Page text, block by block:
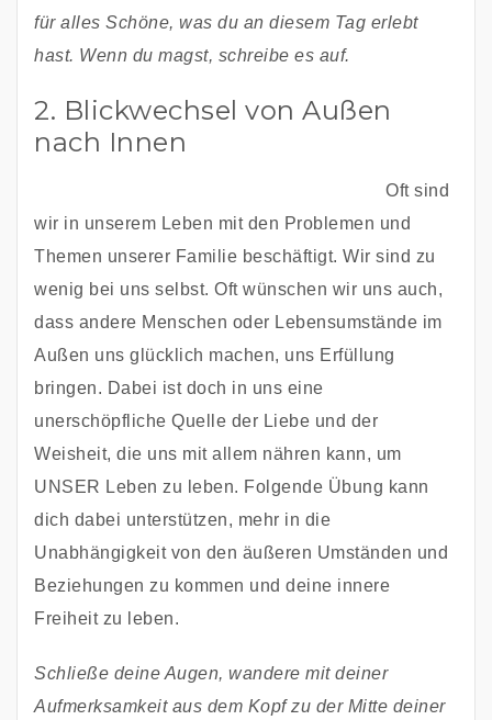
für alles Schöne, was du an diesem Tag erlebt
hast. Wenn du magst, schreibe es auf.
2. Blickwechsel von Außen
nach Innen
Oft sind
wir in unserem Leben mit den Problemen und
Themen unserer Familie beschäftigt. Wir sind zu
wenig bei uns selbst. Oft wünschen wir uns auch,
dass andere Menschen oder Lebensumstände im
Außen uns glücklich machen, uns Erfüllung
bringen. Dabei ist doch in uns eine
unerschöpfliche Quelle der Liebe und der
Weisheit, die uns mit allem nähren kann, um
UNSER Leben zu leben. Folgende Übung kann
dich dabei unterstützen, mehr in die
Unabhängigkeit von den äußeren Umständen und
Beziehungen zu kommen und deine innere
Freiheit zu leben.
Schließe deine Augen, wandere mit deiner
Aufmerksamkeit aus dem Kopf zu der Mitte deiner